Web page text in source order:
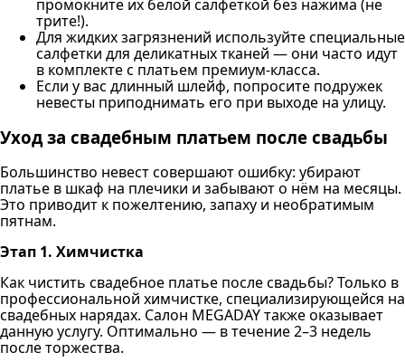
промокните их белой салфеткой без нажима (не
трите!).
Для жидких загрязнений используйте специальные
салфетки для деликатных тканей — они часто идут
в комплекте с платьем премиум-класса.
Если у вас длинный шлейф, попросите подружек
невесты приподнимать его при выходе на улицу.
Уход за свадебным платьем после свадьбы
Большинство невест совершают ошибку: убирают
платье в шкаф на плечики и забывают о нём на месяцы.
Это приводит к пожелтению, запаху и необратимым
пятнам.
Этап 1. Химчистка
Как чистить свадебное платье после свадьбы? Только в
профессиональной химчистке, специализирующейся на
свадебных нарядах. Салон MEGADAY также оказывает
данную услугу. Оптимально — в течение 2–3 недель
после торжества.